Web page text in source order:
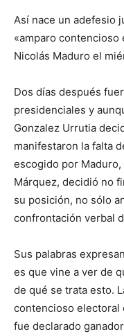
Así nace un adefesio
«amparo
Nicolás Maduro el
Dos días después
presidenciales y
Gonzalez Urrutia
manifestaron la falta
escogido por
Márquez, decidió no
su posición, no sólo
confrontación verbal
Sus palabras
es que vine a ver de
de qué se trata esto.
contencioso electoral
fue declarado